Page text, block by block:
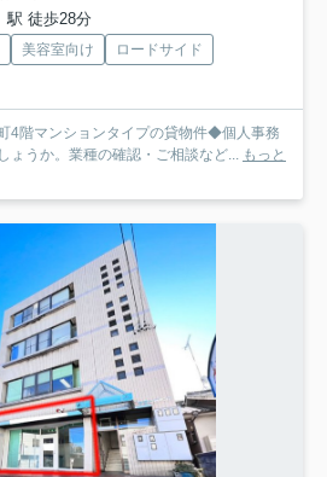
駅 徒歩28分
美容室向け
ロードサイド
階マンションタイプの貸物件◆個人事務
ょうか。業種の確認・ご相談など...
もっと